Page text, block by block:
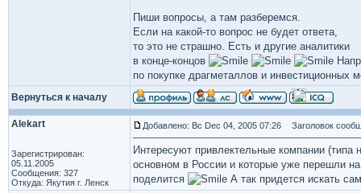
Пиши вопросы, а там разберемся.
Если на какой-то вопрос не будет ответа,
то это не страшно. Есть и другие аналитики
в конце-концов
по покупке драгметаллов и инвестиционных
Вернуться к началу
Alekart
Зарегистрирован:
05.11.2005
Сообщения: 327
Откуда: Якутия г. Ленск
Добавлено: Вс Dec 04, 2005 07:26 Заголовок
Интересуют привлектельные компании
основном в России и которые уже перешли на
поделится
А так придется искать